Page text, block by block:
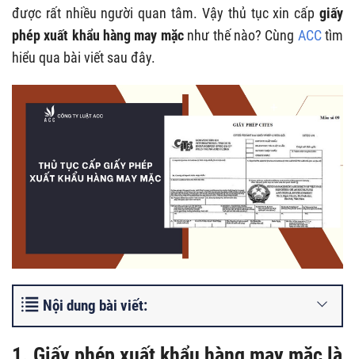
được rất nhiều người quan tâm. Vậy thủ tục xin cấp giấy
phép xuất khẩu hàng may mặcnhư thế nào? Cùng ACCtìm
hiểu qua bài viết sau đây.
Nội dung bài viết: